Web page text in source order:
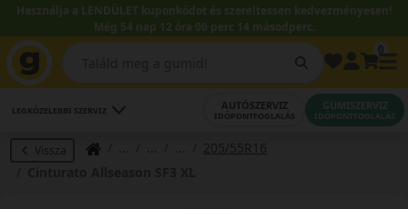
Használja a LENDÜLET kuponkódot és szereltessen kedvezményesen!
Még 54 nap 12 óra 00 perc 13 másodperc.
LEGKÖZELEBBI SZERVIZ AUTÓSZERVIZ
IDŐPONTFOGLALÁS
GUMISZERVIZ
IDŐPONTFOGLALÁS
Vissza
205/55R16